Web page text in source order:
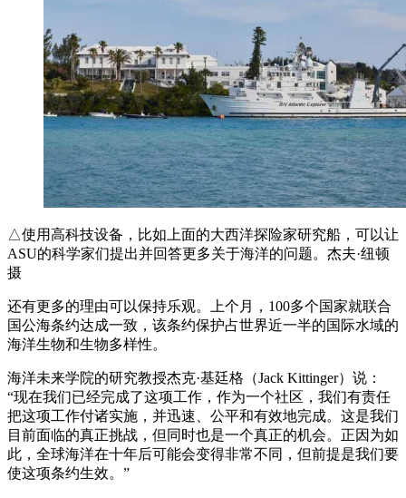
△使用高科技设备，比如上面的大西洋探险家研究船，可以让
ASU的科学家们提出并回答更多关于海洋的问题。杰夫·纽顿
摄
还有更多的理由可以保持乐观。上个月，100多个国家就联合
国公海条约达成一致，该条约保护占世界近一半的国际水域的
海洋生物和生物多样性。
海洋未来学院的研究教授杰克·基廷格（Jack Kittinger）说：
“现在我们已经完成了这项工作，作为一个社区，我们有责任
把这项工作付诸实施，并迅速、公平和有效地完成。这是我们
目前面临的真正挑战，但同时也是一个真正的机会。正因为如
此，全球海洋在十年后可能会变得非常不同，但前提是我们要
使这项条约生效。”